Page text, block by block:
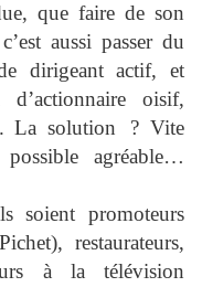
que faire de son
aussi passer du
dirigeant actif, et
oisif,
La solution ? Vite
agréable…
soient promoteurs
restaurateurs,
à la télévision